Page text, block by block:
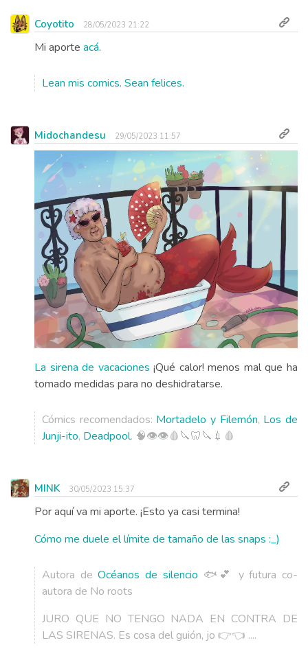
Coyotito 28/05/2023 21:22
Mi aporte acá.
Lean mis comics. Sean felices.
Midochandesu 29/05/2023 11:57
La sirena de vacaciones ¡Qué calor! menos mal que ha
tomado medidas para no deshidratarse.
Cómics recomendados: Mortadelo y Filemón, Los de
Junji-ito, Deadpool. 🧠👁️👁️🩸🔪🦷🔪💉🩸
MINK 30/05/2023 15:37
Por aquí va mi aporte. ¡Esto ya casi termina!
Cómo me duele el límite de tamaño de las snaps :_)
Autora deOcéanos de silencio 🐟💕 y futura co-
autora de No roots
JURO QUE NO TENGO NADA EN CONTRA DE
LAS SIRENAS. Es cosa del guión, jo 👉👈 ....